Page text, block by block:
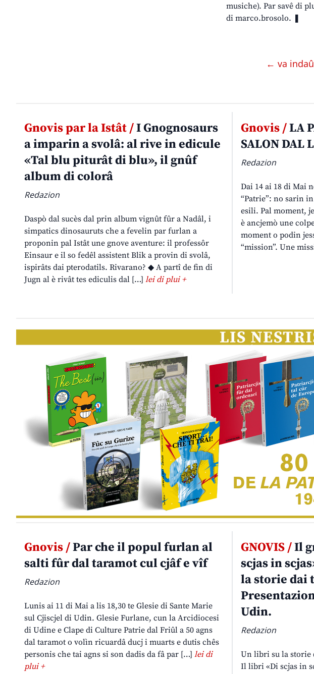
musiche). Par savê di
di marco.brosolo. ❚
← va
Gnovis par la Istât /I Gnognosaurs
a imparin a svolâ: al rive in edicule
«Tal blu piturât di blu», il gnûf
album di colorâ
Redazion
Daspò dal sucès dal prin album vignût fûr a Nadâl, i
simpatics dinosauruts che a fevelin par furlan a
proponin pal Istât une gnove aventure: il professôr
Einsaur e il so fedêl assistent Blik a provin di svolâ,
ispirâts dai pterodatils. Rivarano? ◆ A partî de fin di
Jugn al è rivât tes ediculis dal […] lei di plui +
Gnovis /LA
SALON DAL
Redazion
Dai 14 ai 18 di Mai
“Patrie”: no sarin
esili. Pal moment,
è ancjemò une
moment o podin
“mission”. Une
Gnovis /Par che il popul furlan al
salti fûr dal taramot cul cjâf e vîf
Redazion
Lunis ai 11 di Mai a lis 18,30 te Glesie di Sante Marie
sul Cjiscjel di Udin. Glesie Furlane, cun la Arcidiocesi
di Udine e Clape di Culture Patrie dal Friûl a 50 agns
dal taramot o volìn ricuardâ ducj i muarts e dutis chês
personis che tai agns si son dadis da fâ par […] lei di
plui +
GNOVIS /Il
scjas in
la storie dai
Udin.
Redazion
Un libri su la storie
Il libri «Di scjas in